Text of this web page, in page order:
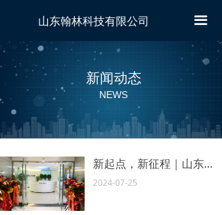
끀
山东翰林科技有限公司
新闻动态
NEWS
新起点，新征程｜山东翰林科技公司乔迁新址！
2024-07-25